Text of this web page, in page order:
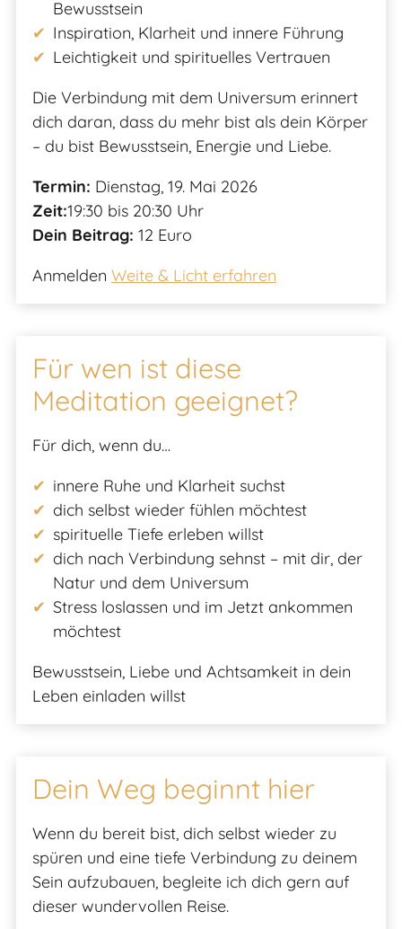
Bewusstsein
Inspiration, Klarheit und innere Führung
Leichtigkeit und spirituelles Vertrauen
Die Verbindung mit dem Universum erinnert
dich daran, dass du mehr bist als dein Körper
– du bist Bewusstsein, Energie und Liebe.
Termin: Dienstag, 19. Mai 2026
Zeit:19:30 bis 20:30 Uhr
Dein Beitrag: 12 Euro
Anmelden Weite & Licht erfahren
Für wen ist diese
Meditation geeignet?
Für dich, wenn du…
innere Ruhe und Klarheit suchst
dich selbst wieder fühlen möchtest
spirituelle Tiefe erleben willst
dich nach Verbindung sehnst – mit dir, der
Natur und dem Universum
Stress loslassen und im Jetzt ankommen
möchtest
Bewusstsein, Liebe und Achtsamkeit in dein
Leben einladen willst
Dein Weg beginnt hier
Wenn du bereit bist, dich selbst wieder zu
spüren und eine tiefe Verbindung zu deinem
Sein aufzubauen, begleite ich dich gern auf
dieser wundervollen Reise.